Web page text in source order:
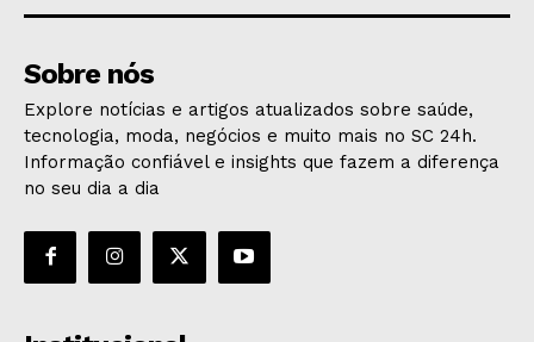
Sobre nós
Explore notícias e artigos atualizados sobre saúde,
tecnologia, moda, negócios e muito mais no SC 24h.
Informação confiável e insights que fazem a diferença
no seu dia a dia